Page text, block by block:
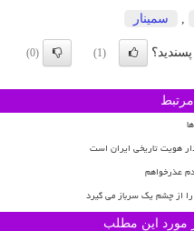
سمینار
(1)
(0)
هویت تاریخی ایران است
عذرخواهم
از چشم یک سرباز می گیرد
مورد این مطلب